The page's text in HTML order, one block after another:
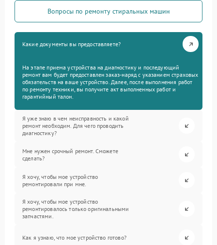
Вопросы по ремонту стиральных машин
Какие документы вы предоставляете?
На этапе приема устройства на диагностику и последующий
ремонт вам будет предоставлен заказ-наряд с указанием страховых
обязательств на ваше устройство. Далее, после выполнения работ
по ремонту техники, вы получите акт выполненных работ и
гарантийный талон.
Я уже знаю в чем неисправность и какой
ремонт необходим. Для чего проводить
диагностику?
Мне нужен срочный ремонт. Сможете
сделать?
Я хочу, чтобы мое устройство
ремонтировали при мне.
Я хочу, чтобы мое устройство
ремонтировалось только оригинальными
запчастями.
Как я узнаю, что мое устройство готово?